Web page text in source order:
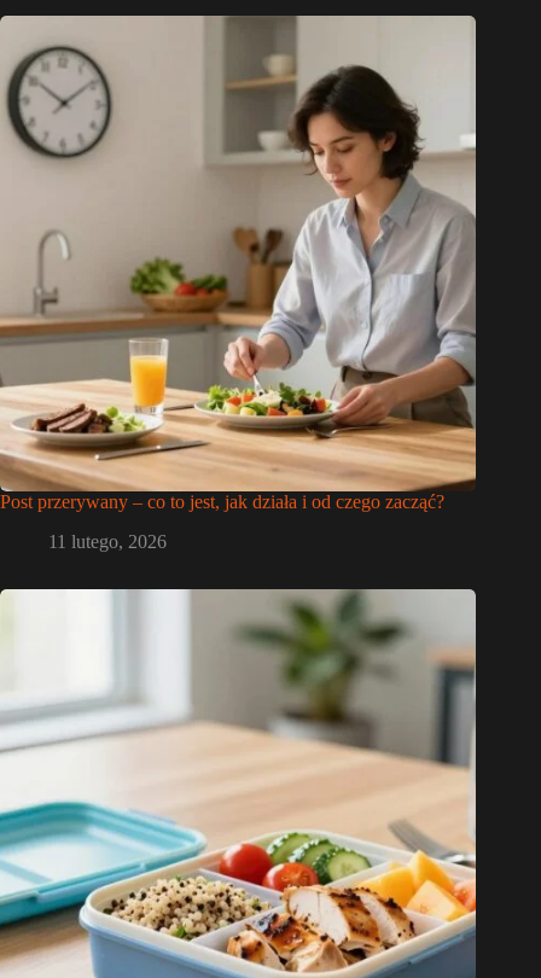
Post przerywany – co to jest, jak działa i od czego zacząć?
11 lutego, 2026